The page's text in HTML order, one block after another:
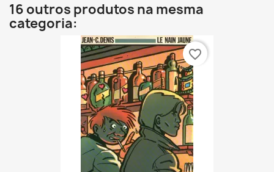
16 outros produtos na mesma
categoria:
favorite_border